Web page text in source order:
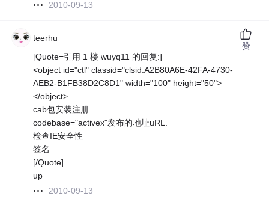
2010-09-13
teerhu
[Quote=引用 1 楼 wuyq11 的回复:]
<object id="ctl" classid="clsid:A2B80A6E-42FA-4730-
AEB2-B1FB38D2C8D1" width="100" height="50">
</object>
cab包安装注册
codebase="activex"发布的地址uRL.
检查IE安全性
签名
[/Quote]
up
2010-09-13
赞